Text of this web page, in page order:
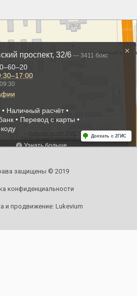
защищены © 2019
конфиденциальности
и продвижение: Lukevium